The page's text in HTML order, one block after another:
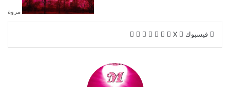
مروة
فيسبوك ‫X